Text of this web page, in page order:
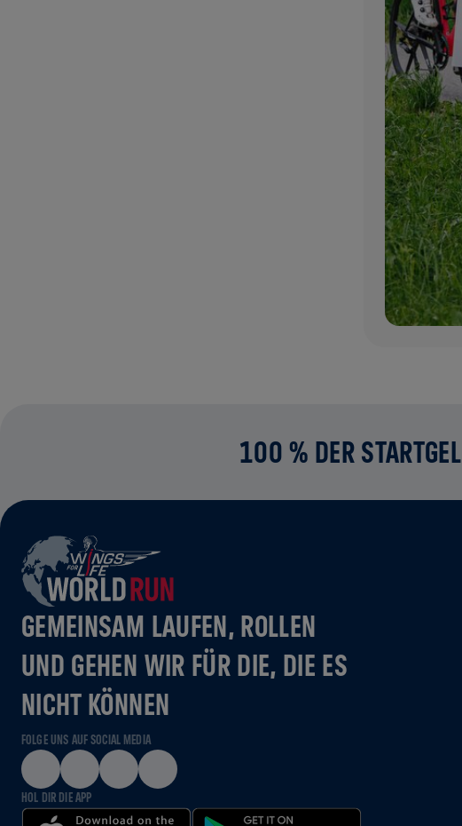
100 % DER
GEMEINSAM LAUFEN, ROLLEN
UND GEHEN WIR FÜR DIE, DIE ES
NICHT KÖNNEN
FOLGE UNS AUF SOCIAL MEDIA
HOL DIR DIE APP